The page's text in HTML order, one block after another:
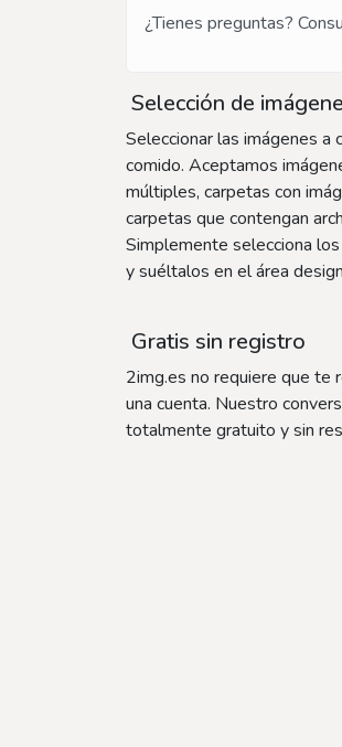
¿Tienes preguntas?
Selección de
Seleccionar las imágenes a
comido. Aceptamos
múltiples, carpetas con
carpetas que contengan
Simplemente selecciona
y suéltalos en el área
Gratis sin registro
2img.es no requiere que te
una cuenta. Nuestro
totalmente gratuito y sin